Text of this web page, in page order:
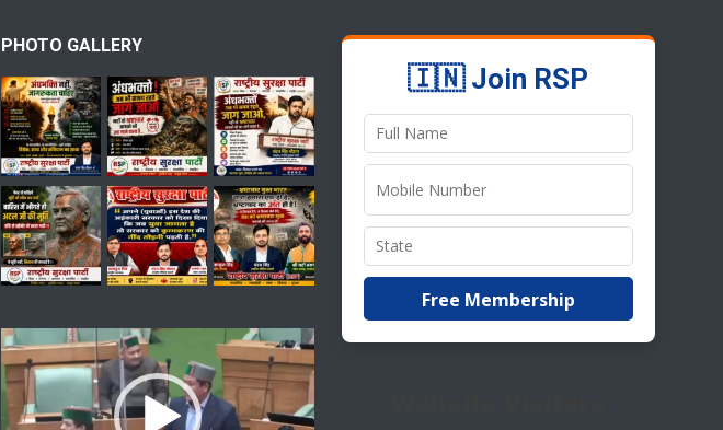
PHOTO GALLERY
Video
Player
🇮🇳 Join RSP
Free Membership